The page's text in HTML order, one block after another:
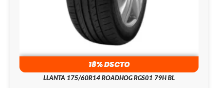
18% DSCTO
LLANTA 175/60R14 ROADHOG RGS01 79H BL